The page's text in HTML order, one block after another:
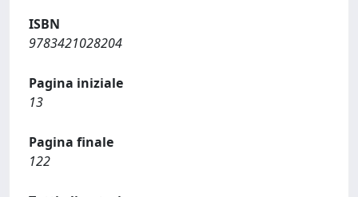
ISBN
9783421028204
Pagina iniziale
13
Pagina finale
122